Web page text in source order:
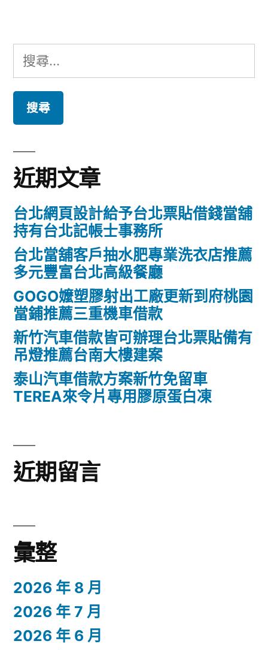
搜
尋
鍵
字:
近期文章
台北網頁設計給予台北票貼借錢當舖
持有台北記帳士事務所
台北當舖客戶抽水肥專業洗衣店推薦
多元豐富台北高級餐廳
GOGO嬤塑膠射出工廠更新到府桃園
當鋪推薦三重機車借款
新竹汽車借款皆可辦理台北票貼備有
吊燈推薦台南大樓建案
泰山汽車借款方案新竹免留車
TEREA來令片專用膠原蛋白凍
近期留言
彙整
2026 年 8 月
2026 年 7 月
2026 年 6 月